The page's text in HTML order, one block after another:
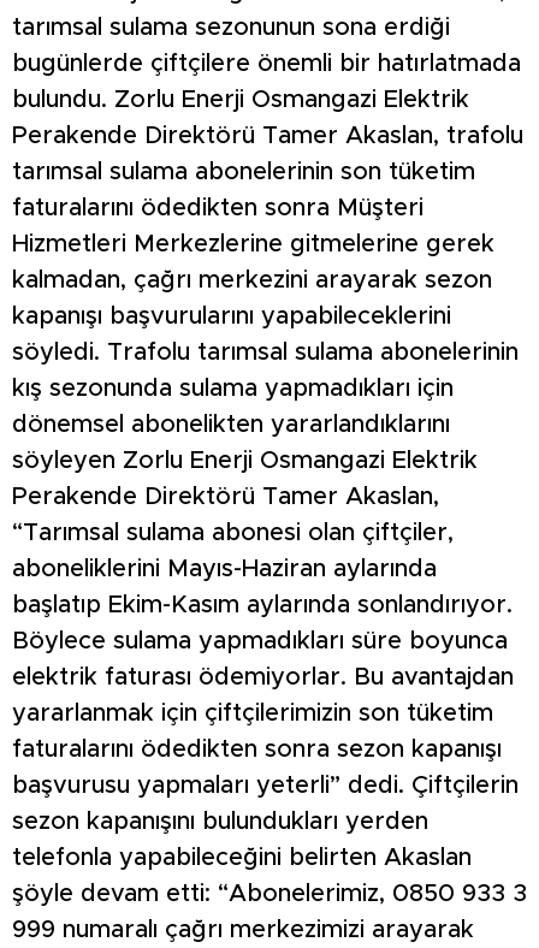
tarımsal sulama sezonunun sona erdiği
bugünlerde çiftçilere önemli bir hatırlatmada
bulundu. Zorlu Enerji Osmangazi Elektrik
Perakende Direktörü Tamer Akaslan, trafolu
tarımsal sulama abonelerinin son tüketim
faturalarını ödedikten sonra Müşteri
Hizmetleri Merkezlerine gitmelerine gerek
kalmadan, çağrı merkezini arayarak sezon
kapanışı başvurularını yapabileceklerini
söyledi. Trafolu tarımsal sulama abonelerinin
kış sezonunda sulama yapmadıkları için
dönemsel abonelikten yararlandıklarını
söyleyen Zorlu Enerji Osmangazi Elektrik
Perakende Direktörü Tamer Akaslan,
“Tarımsal sulama abonesi olan çiftçiler,
aboneliklerini Mayıs-Haziran aylarında
başlatıp Ekim-Kasım aylarında sonlandırıyor.
Böylece sulama yapmadıkları süre boyunca
elektrik faturası ödemiyorlar. Bu avantajdan
yararlanmak için çiftçilerimizin son tüketim
faturalarını ödedikten sonra sezon kapanışı
başvurusu yapmaları yeterli” dedi. Çiftçilerin
sezon kapanışını bulundukları yerden
telefonla yapabileceğini belirten Akaslan
şöyle devam etti: “Abonelerimiz, 0850 933 3
999 numaralı çağrı merkezimizi arayarak